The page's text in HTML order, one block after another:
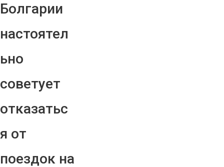
Болгарии
настоятел
ьно
советует
отказатьс
я от
поездок на